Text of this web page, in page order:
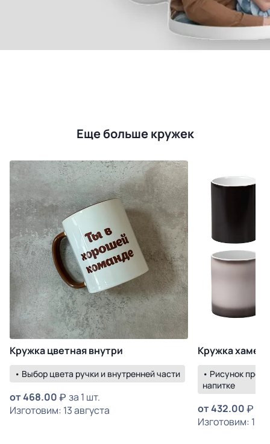
Еще больше кружек
Кружка цветная внутри
• Выбор цвета ручки и внутренней части
от468.00
за 1 шт.
Изготовим: 13 августа
Кружка
• Рисунок
напитке
от432.00
Изготовим: 19